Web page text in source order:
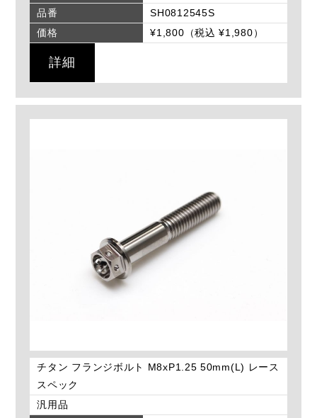
品番
SH0812545S
価格
¥1,800（税込 ¥1,980）
詳細
チタン フランジボルト M8xP1.25 50mm(L) レース
スペック
汎用品